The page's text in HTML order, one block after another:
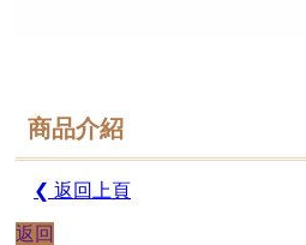
商品介紹
❮ 返回上頁
返回